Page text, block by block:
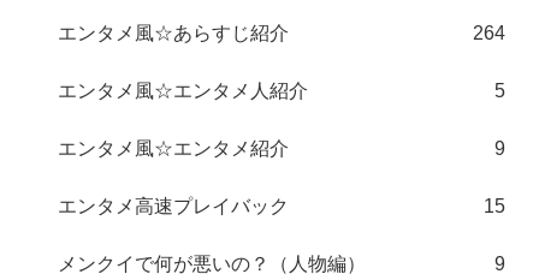
エンタメ風☆あらすじ紹介 264
エンタメ風☆エンタメ人紹介 5
エンタメ風☆エンタメ紹介 9
エンタメ高速プレイバック 15
メンクイで何が悪いの？（人物編） 9